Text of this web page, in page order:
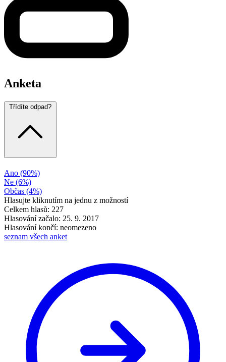
Anketa
Třídíte odpad?
Ano (90%)
Ne (6%)
Občas (4%)
Hlasujte kliknutím na jednu z možností
Celkem hlasů: 227
Hlasování začalo: 25. 9. 2017
Hlasování končí: neomezeno
seznam všech anket